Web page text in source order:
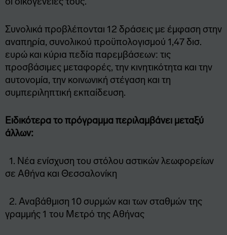
Συνολικά προβλέπονται 12 δράσεις με έμφαση στην
αναπηρία, συνολικού προϋπολογισμού 1,47 δισ.
ευρώ και κύρια πεδία παρεμβάσεων: τις
προσβάσιμες μεταφορές, την κινητικότητα και την
αυτονομία, την κοινωνική στέγαση και τη
συμπεριληπτική εκπαίδευση.
Ειδικότερα το πρόγραμμα περιλαμβάνει μεταξύ
άλλων:
1. Νέα ενίσχυση του στόλου αστικών λεωφορείων
σε Αθήνα και Θεσσαλονίκη
2. Αναβάθμιση 10 συρμών και των σταθμών της
γραμμής 1 του Μετρό της Αθήνας